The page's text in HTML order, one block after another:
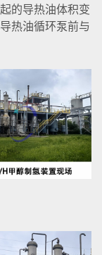
的导热油体积变
热油循环泵前与